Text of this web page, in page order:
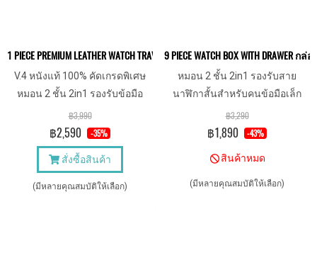
1 PIECE PREMIUM LEATHER WATCH TRAVEL CASE เคสนาฬิกา 1 เรือน หนัง
V.4 หนังแท้ 100% คัดเกรดพิเศษ
หมอน 2 ชั้น 2in1 รองรับข้อมือ
มาตรฐานและสายนาฬิกาสั้น
สำหรับคนข้อมือเล็ก
฿3,990
฿2,590 -35%
สั่งซื้อสินค้า
(มีหลายคุณสมบัติให้เลือก)
9 PIECE WATCH BOX WITH
หมอน 2 ชั้น 2in1 รองรับสาย
นาฬิกาสั้นสำหรับคนข้อมือเล็ก
รองรับหน้าปัด 60มม. ใส่นาฬิกา
ไซส์ใหญ่ได้สบาย
฿3,290
฿1,890 -43%
สินค้าหมด
(มีหลายคุณสมบัติให้เลือก)